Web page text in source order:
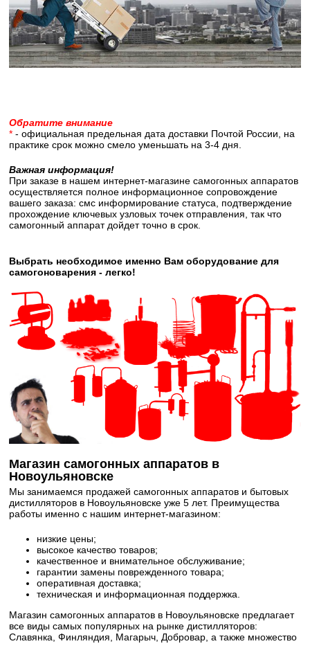
Обратите внимание
* - официальная предельная дата доставки Почтой России, на
практике срок можно смело уменьшать на 3-4 дня.
Важная информация!
При заказе в нашем интернет-магазине самогонных аппаратов
осуществляется полное информационное сопровождение
вашего заказа: смс информирование статуса, подтверждение
прохождение ключевых узловых точек отправления, так что
самогонный аппарат дойдет точно в срок.
Выбрать необходимое именно Вам оборудование для
самогоноварения - легко!
Магазин самогонных аппаратов в
Новоульяновске
Мы занимаемся продажей самогонных аппаратов и бытовых
дистилляторов в Новоульяновске уже 5 лет. Преимущества
работы именно с нашим интернет-магазином:
низкие цены;
высокое качество товаров;
качественное и внимательное обслуживание;
гарантии замены поврежденного товара;
оперативная доставка;
техническая и информационная поддержка.
Магазин самогонных аппаратов в Новоульяновске предлагает
все виды самых популярных на рынке дистилляторов:
Славянка, Финляндия, Магарыч, Добровар, а также множество